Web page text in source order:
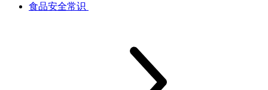
食品安全常识